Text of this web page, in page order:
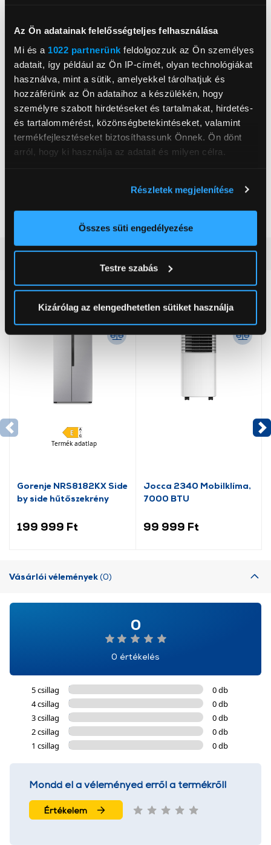
Az Ön adatainak felelősségteljes felhasználása
Mi és a 1022 partnerünk feldolgozzuk az Ön személyes
adatait, így például az Ön IP-címét, olyan technológiákat
használva, mint a sütik, amelyekkel tárolhatjuk és
hozzáférünk az Ön adataihoz a készülékén, hogy
személyre szabott hirdetéseket és tartalmakat, hirdetés-
és tartalommérést, közönségbetekintéseket, valamint
termékfejlesztéseket biztosíthassunk Önnek. Ön dönt
arról, hogy ki használja az adatait és milyen célra.
elhelyezkedéséről pár méteres pontossággal
Az Ön készülékén beazonosítása annak konkrét
módjairól és adja meg preferenciáit aRészletek
pontban. Bármikor módosíthatja vagy visszavonhatja a
Sütinyilatkozathoz való hozzájárulását.
okat használ, melyeket az Ön gépén tárol a rendszer. A
További információk:
Adatvédelem
Részletek megjelenítése
Összes süti engedélyezése
Testre szabás
Kizárólag az elengedhetetlen sütiket használja
Teljesítmény
1 200 W
Űrtartalom
5 500 ml
Fokozatok száma
8 db
Keverőtál anyaga
Fém
Húsdaráló feltét
Igen
Turmix feltét
Igen
8 100 g
Részletes ismertető
Neked ajánljuk
Termék adatlap
Gorenje NRS8182KX Side
by side hűtőszekrény
199 999 Ft
Jocca 2340 Mobilklíma,
7000 BTU
99 999 Ft
Vásárlói vélemények(0)
0
0 értékelés
5 csillag
0 db
4 csillag
0 db
3 csillag
0 db
2 csillag
0 db
1 csillag
0 db
Mondd el a véleményed erről a termékről!
Értékelem